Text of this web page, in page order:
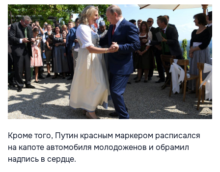
Кроме того, Путин красным маркером расписался
на капоте автомобиля молодоженов и обрамил
надпись в сердце.